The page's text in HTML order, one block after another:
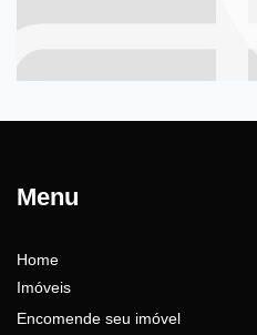
Menu
Home
Imóveis
Encomende seu imóvel